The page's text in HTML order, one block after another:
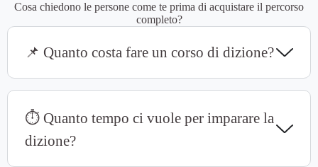
Cosa chiedono le persone come te prima di acquistare il percorso
completo?
📌 Quanto costa fare un corso di dizione?
⏱ Quanto tempo ci vuole per imparare la
dizione?